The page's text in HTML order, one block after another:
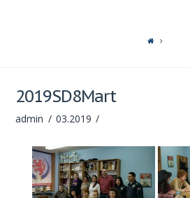
2019SD8Mart
admin 03.2019